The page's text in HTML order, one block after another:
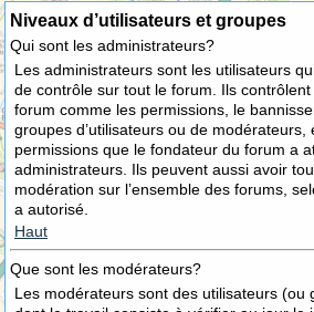
Niveaux d’utilisateurs et groupes
Qui sont les administrateurs?
Les administrateurs sont les utilisateurs
de contrôle sur tout le forum. Ils
forum comme les permissions, le
groupes d’utilisateurs ou de modérateurs,
permissions que le fondateur du forum a
administrateurs. Ils peuvent aussi avoir
modération sur l’ensemble des forums,
a autorisé.
Haut
Que sont les modérateurs?
Les modérateurs sont des utilisateurs (ou